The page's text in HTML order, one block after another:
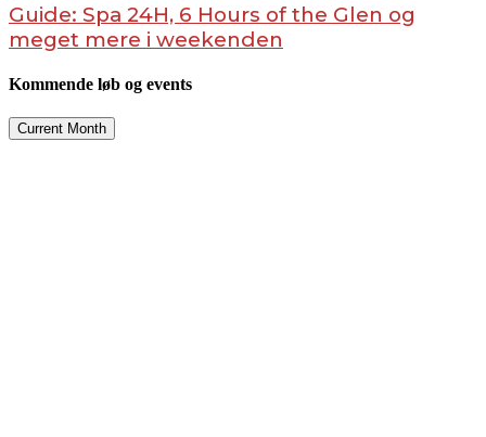
Guide: Spa 24H, 6 Hours of the Glen og
meget mere i weekenden
Kommende løb og events
Current Month